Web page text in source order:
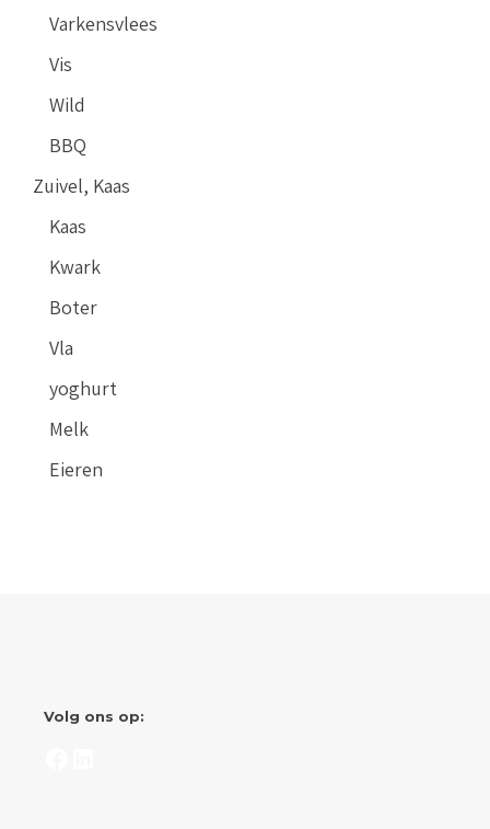
Varkensvlees
Vis
Wild
BBQ
Zuivel, Kaas
Kaas
Kwark
Boter
Vla
yoghurt
Melk
Eieren
Volg ons op: